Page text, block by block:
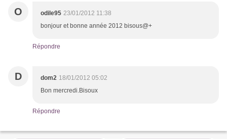
O odile95 23/01/2012 11:38
bonjour et bonne année 2012 bisous@+
Répondre
D dom2 18/01/2012 05:02
Bon mercredi.Bisoux
Répondre